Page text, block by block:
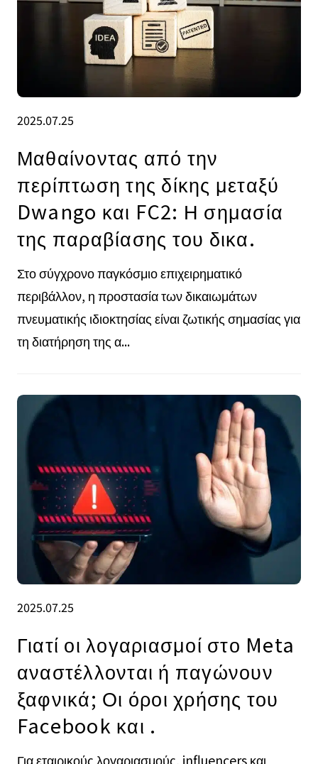
2025.07.25
Μαθαίνοντας από την
περίπτωση της δίκης μεταξύ
Dwango και FC2: Η σημασία
της παραβίασης του δικα.
Στο σύγχρονο παγκόσμιο επιχειρηματικό
περιβάλλον, η προστασία των δικαιωμάτων
πνευματικής ιδιοκτησίας είναι ζωτικής σημασίας για
τη διατήρηση της α...
2025.07.25
Γιατί οι λογαριασμοί στο Meta
αναστέλλονται ή παγώνουν
ξαφνικά; Οι όροι χρήσης του
Facebook και .
Για εταιρικούς λογαριασμούς, influencers και